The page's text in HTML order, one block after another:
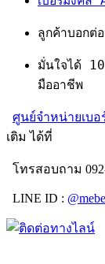
ลูกค้าบอกต่
มั่นใจได้
มืออาชีพ
ศูนย์จำหน่ายเบอ
เติม ได้ที่
โทรสอบถาม
LINE ID :